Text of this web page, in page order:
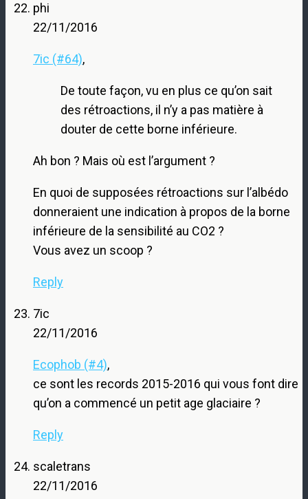
phi
22/11/2016
7ic (#64),
De toute façon, vu en plus ce qu’on sait
des rétroactions, il n’y a pas matière à
douter de cette borne inférieure.
Ah bon ? Mais où est l’argument ?
En quoi de supposées rétroactions sur l’albédo
donneraient une indication à propos de la borne
inférieure de la sensibilité au CO2 ?
Vous avez un scoop ?
Reply
7ic
22/11/2016
Ecophob (#4),
ce sont les records 2015-2016 qui vous font dire
qu’on a commencé un petit age glaciaire ?
Reply
scaletrans
22/11/2016